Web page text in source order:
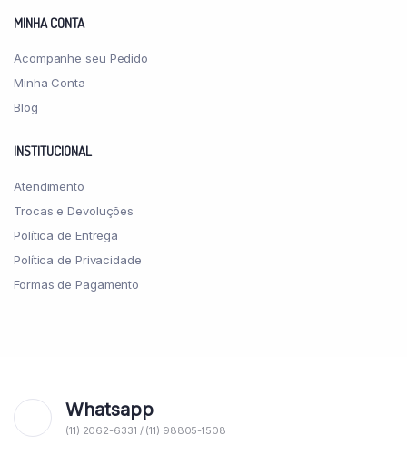
MINHA CONTA
Acompanhe seu Pedido
Minha Conta
Blog
INSTITUCIONAL
Atendimento
Trocas e Devoluções
Política de Entrega
Política de Privacidade
Formas de Pagamento
Whatsapp
(11) 2062-6331 / (11) 98805-1508